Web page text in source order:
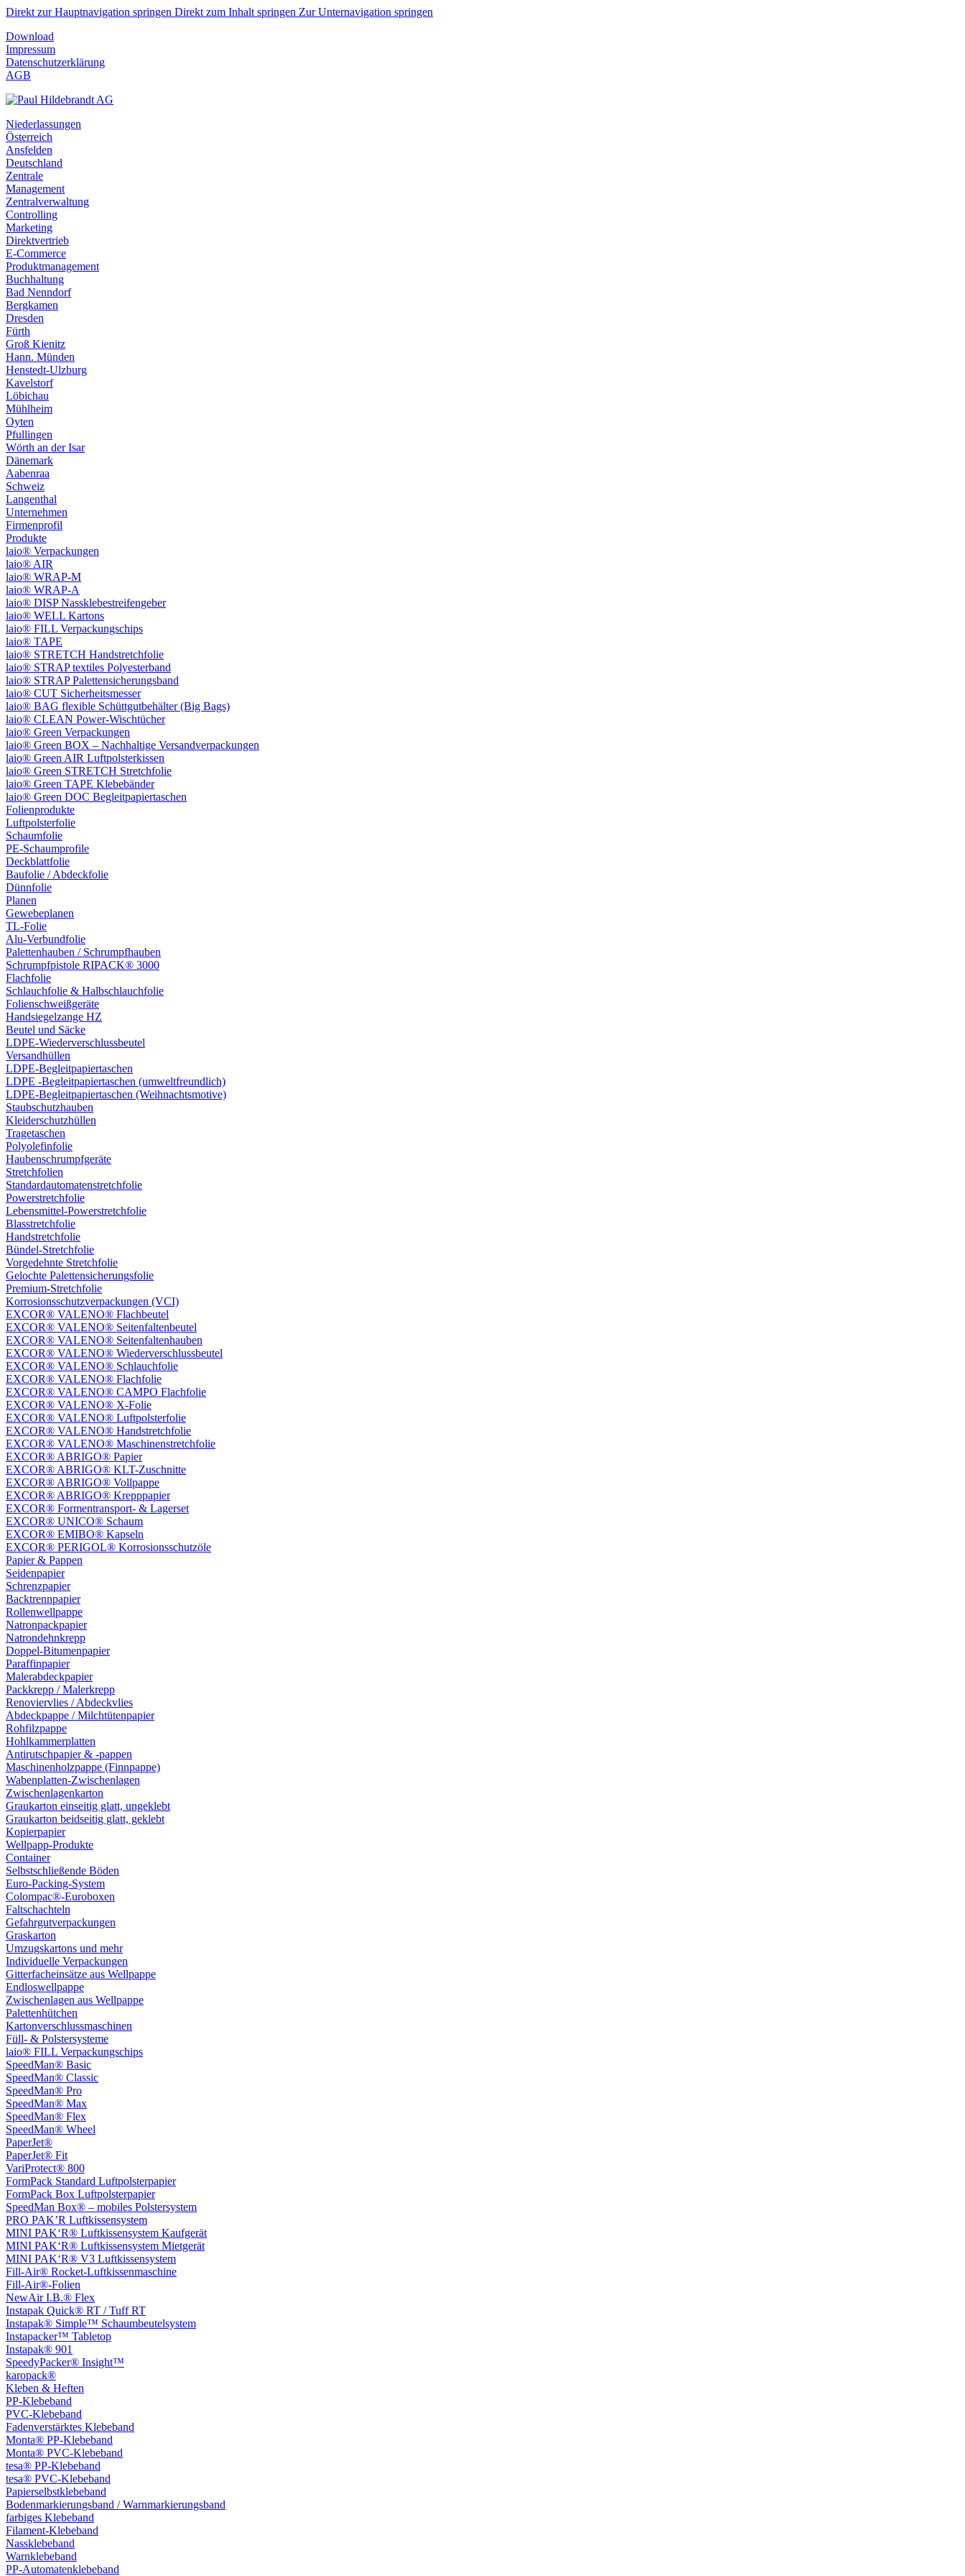
Direkt zur Hauptnavigation springen Direkt zum Inhalt springen Zur Unternavigation springen
Download
Impressum
Datenschutzerklärung
AGB
Niederlassungen
Österreich
Ansfelden
Deutschland
Zentrale
Management
Zentralverwaltung
Controlling
Marketing
Direktvertrieb
E-Commerce
Produktmanagement
Buchhaltung
Bad Nenndorf
Bergkamen
Dresden
Fürth
Groß Kienitz
Hann. Münden
Henstedt-Ulzburg
Kavelstorf
Löbichau
Mühlheim
Oyten
Pfullingen
Wörth an der Isar
Dänemark
Aabenraa
Schweiz
Langenthal
Unternehmen
Firmenprofil
Produkte
laio® Verpackungen
laio® AIR
laio® WRAP-M
laio® WRAP-A
laio® DISP Nassklebestreifengeber
laio® WELL Kartons
laio® FILL Verpackungschips
laio® TAPE
laio® STRETCH Handstretchfolie
laio® STRAP textiles Polyesterband
laio® STRAP Palettensicherungsband
laio® CUT Sicherheitsmesser
laio® BAG flexible Schüttgutbehälter (Big Bags)
laio® CLEAN Power-Wischtücher
laio® Green Verpackungen
laio® Green BOX – Nachhaltige Versandverpackungen
laio® Green AIR Luftpolsterkissen
laio® Green STRETCH Stretchfolie
laio® Green TAPE Klebebänder
laio® Green DOC Begleitpapiertaschen
Folienprodukte
Luftpolsterfolie
Schaumfolie
PE-Schaumprofile
Deckblattfolie
Baufolie / Abdeckfolie
Dünnfolie
Planen
Gewebeplanen
TL-Folie
Alu-Verbundfolie
Palettenhauben / Schrumpfhauben
Schrumpfpistole RIPACK® 3000
Flachfolie
Schlauchfolie & Halbschlauchfolie
Folienschweißgeräte
Handsiegelzange HZ
Beutel und Säcke
LDPE-Wiederverschlussbeutel
Versandhüllen
LDPE-Begleitpapiertaschen
LDPE -Begleitpapiertaschen (umweltfreundlich)
LDPE-Begleitpapiertaschen (Weihnachtsmotive)
Staubschutzhauben
Kleiderschutzhüllen
Tragetaschen
Polyolefinfolie
Haubenschrumpfgeräte
Stretchfolien
Standardautomatenstretchfolie
Powerstretchfolie
Lebensmittel-Powerstretchfolie
Blasstretchfolie
Handstretchfolie
Bündel-Stretchfolie
Vorgedehnte Stretchfolie
Gelochte Palettensicherungsfolie
Premium-Stretchfolie
Korrosionsschutzverpackungen (VCI)
EXCOR® VALENO® Flachbeutel
EXCOR® VALENO® Seitenfaltenbeutel
EXCOR® VALENO® Seitenfaltenhauben
EXCOR® VALENO® Wiederverschlussbeutel
EXCOR® VALENO® Schlauchfolie
EXCOR® VALENO® Flachfolie
EXCOR® VALENO® CAMPO Flachfolie
EXCOR® VALENO® X-Folie
EXCOR® VALENO® Luftpolsterfolie
EXCOR® VALENO® Handstretchfolie
EXCOR® VALENO® Maschinenstretchfolie
EXCOR® ABRIGO® Papier
EXCOR® ABRIGO® KLT-Zuschnitte
EXCOR® ABRIGO® Vollpappe
EXCOR® ABRIGO® Krepppapier
EXCOR® Formentransport- & Lagerset
EXCOR® UNICO® Schaum
EXCOR® EMIBO® Kapseln
EXCOR® PERIGOL® Korrosionsschutzöle
Papier & Pappen
Seidenpapier
Schrenzpapier
Backtrennpapier
Rollenwellpappe
Natronpackpapier
Natrondehnkrepp
Doppel-Bitumenpapier
Paraffinpapier
Malerabdeckpapier
Packkrepp / Malerkrepp
Renoviervlies / Abdeckvlies
Abdeckpappe / Milchtütenpapier
Rohfilzpappe
Hohlkammerplatten
Antirutschpapier & -pappen
Maschinenholzpappe (Finnpappe)
Wabenplatten-Zwischenlagen
Zwischenlagenkarton
Graukarton einseitig glatt, ungeklebt
Graukarton beidseitig glatt, geklebt
Kopierpapier
Wellpapp-Produkte
Container
Selbstschließende Böden
Euro-Packing-System
Colompac®-Euroboxen
Faltschachteln
Gefahrgutverpackungen
Graskarton
Umzugskartons und mehr
Individuelle Verpackungen
Gitterfacheinsätze aus Wellpappe
Endloswellpappe
Zwischenlagen aus Wellpappe
Palettenhütchen
Kartonverschlussmaschinen
Füll- & Polstersysteme
laio® FILL Verpackungschips
SpeedMan® Basic
SpeedMan® Classic
SpeedMan® Pro
SpeedMan® Max
SpeedMan® Flex
SpeedMan® Wheel
PaperJet®
PaperJet® Fit
VariProtect® 800
FormPack Standard Luftpolsterpapier
FormPack Box Luftpolsterpapier
SpeedMan Box® – mobiles Polstersystem
PRO PAK’R Luftkissensystem
MINI PAK‘R® Luftkissensystem Kaufgerät
MINI PAK‘R® Luftkissensystem Mietgerät
MINI PAK‘R® V3 Luftkissensystem
Fill-Air® Rocket-Luftkissenmaschine
Fill-Air®-Folien
NewAir I.B.® Flex
Instapak Quick® RT / Tuff RT
Instapak® Simple™ Schaumbeutelsystem
Instapacker™ Tabletop
Instapak® 901
SpeedyPacker® Insight™
karopack®
Kleben & Heften
PP-Klebeband
PVC-Klebeband
Fadenverstärktes Klebeband
Monta® PP-Klebeband
Monta® PVC-Klebeband
tesa® PP-Klebeband
tesa® PVC-Klebeband
Papierselbstklebeband
Bodenmarkierungsband / Warnmarkierungsband
farbiges Klebeband
Filament-Klebeband
Nassklebeband
Warnklebeband
PP-Automatenklebeband